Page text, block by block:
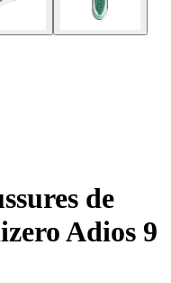
de
Adios 9